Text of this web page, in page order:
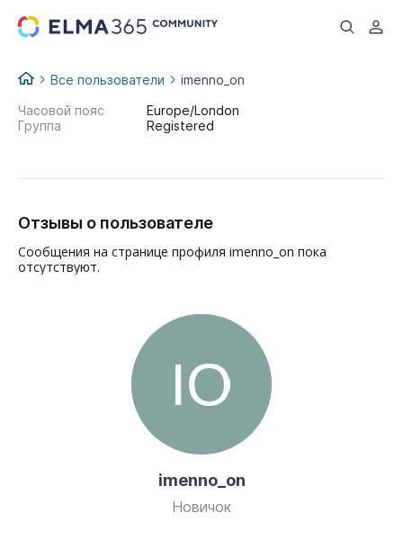
...
Все пользователи imenno_on
imenno_on
Новичок
Часовой пояс
Europe/London
Группа
Registered
Отзывы о пользователе
Сообщения на странице профиля imenno_on пока
отсутствуют.